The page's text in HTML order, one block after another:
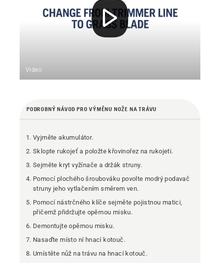
Video
PODROBNÝ NÁVOD PRO VÝMĚNU NOŽE NA TRÁVU
Vyjměte akumulátor.
Sklopte rukojeť a položte křovinořez na rukojeti.
Sejměte kryt vyžínače a držák struny.
Pomocí plochého šroubováku povolte modrý podavač
struny jeho vytlačením směrem ven.
Pomocí nástrčného klíče sejměte pojistnou matici,
přičemž přidržujte opěrnou misku.
Demontujte opěrnou misku.
Nasaďte místo ní hnací kotouč.
Umístěte nůž na trávu na hnací kotouč.